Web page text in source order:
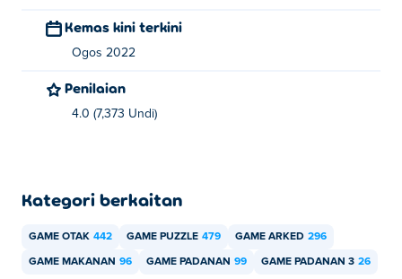
Kemas kini terkini
Ogos 2022
Penilaian
4.0 (7,373 Undi)
Kategori berkaitan
GAME OTAK 442 GAME PUZZLE 479 GAME ARKED 296
GAME MAKANAN 96 GAME PADANAN 99 GAME PADANAN 3 26